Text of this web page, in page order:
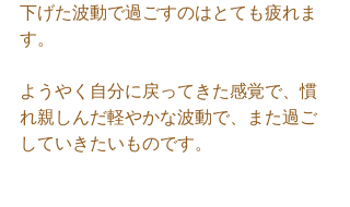
下げた波動で過ごすのはとても疲れま
す。
ようやく自分に戻ってきた感覚で、慣
れ親しんだ軽やかな波動で、また過ご
していきたいものです。